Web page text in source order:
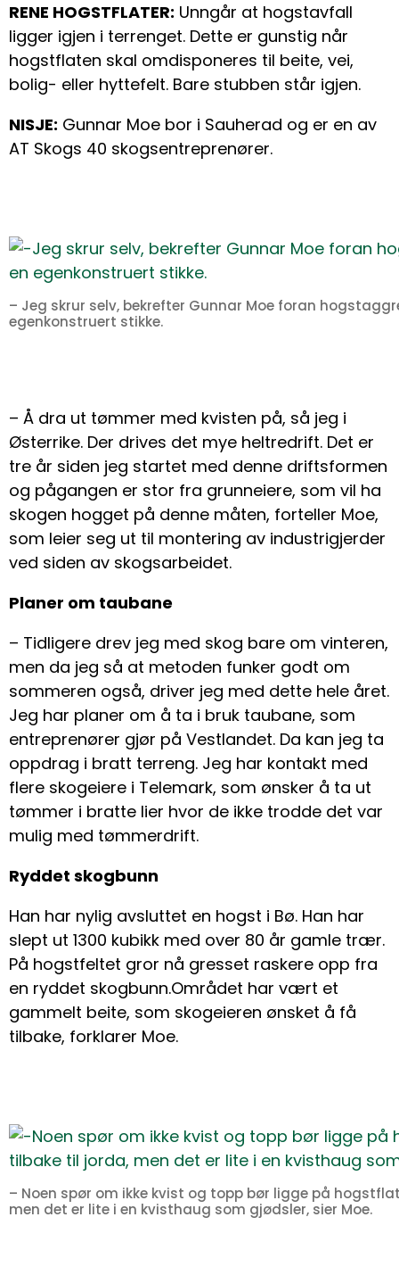
RENE HOGSTFLATER: Unngår at hogstavfall
ligger igjen i terrenget. Dette er gunstig når
hogstflaten skal omdisponeres til beite, vei,
bolig- eller hyttefelt. Bare stubben står igjen.
NISJE: Gunnar Moe bor i Sauherad og er en av
AT Skogs 40 skogsentreprenører.
– Jeg skrur selv, bekrefter Gunnar Moe foran
egenkonstruert stikke.
– Å dra ut tømmer med kvisten på, så jeg i
Østerrike. Der drives det mye heltredrift. Det er
tre år siden jeg startet med denne driftsformen
og pågangen er stor fra grunneiere, som vil ha
skogen hogget på denne måten, forteller Moe,
som leier seg ut til montering av industrigjerder
ved siden av skogsarbeidet.
Planer om taubane
– Tidligere drev jeg med skog bare om vinteren,
men da jeg så at metoden funker godt om
sommeren også, driver jeg med dette hele året.
Jeg har planer om å ta i bruk taubane, som
entreprenører gjør på Vestlandet. Da kan jeg ta
oppdrag i bratt terreng. Jeg har kontakt med
flere skogeiere i Telemark, som ønsker å ta ut
tømmer i bratte lier hvor de ikke trodde det var
mulig med tømmerdrift.
Ryddet skogbunn
Han har nylig avsluttet en hogst i Bø. Han har
slept ut 1300 kubikk med over 80 år gamle trær.
På hogstfeltet gror nå gresset raskere opp fra
en ryddet skogbunn.Området har vært et
gammelt beite, som skogeieren ønsket å få
tilbake, forklarer Moe.
– Noen spør om ikke kvist og topp bør ligge på
men det er lite i en kvisthaug som gjødsler, sier Moe.